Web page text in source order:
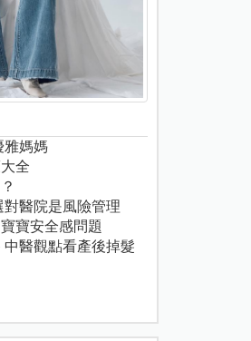
雅媽媽
全
醫院是風險管理
寶安全感問題
醫觀點看產後掉髮